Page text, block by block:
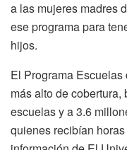
a las mujeres madres
ese programa para
hijos.
El Programa
más alto de
escuelas y a 3.6
quienes recibían